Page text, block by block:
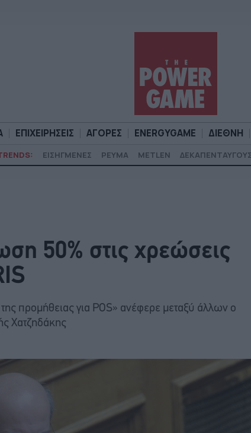
ΕΠΙΧΕΙΡΗΣΕΙΣ ΑΓΟΡΕΣ ENERGYGAME ΔΙΕΘΝΗ
ΕΙΣΗΓΜΕΝΕΣ ΡΕΥΜΑ METLEN
50% στις χρεώσεις
προμήθειας για POS» ανέφερε μεταξύ άλλων ο
Χατζηδάκης